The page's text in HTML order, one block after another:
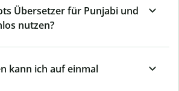
Übersetzer für Punjabi und
nutzen?
kann ich auf einmal